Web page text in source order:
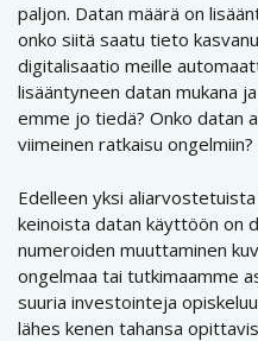
paljon. Datan määrä on
onko siitä saatu tieto
digitalisaatio meille
lisääntyneen datan mukana
emme jo tiedä? Onko datan
viimeinen ratkaisu ongelmiin?
Edelleen yksi
keinoista datan käyttöön on
numeroiden muuttaminen
ongelmaa tai tutkimaamme
suuria investointeja
lähes kenen tahansa